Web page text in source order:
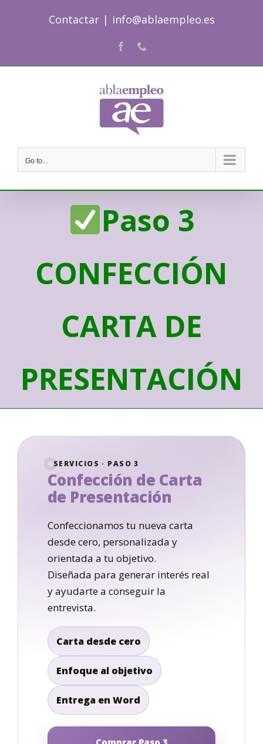
Contactar | info@ablaempleo.es
Facebook
Go to...
Paso 3
CONFECCIÓN
CARTA DE
PRESENTACIÓN
SERVICIOS · PASO 3
Confección de Carta
de Presentación
Confeccionamos tu nueva carta
desde cero, personalizada y
orientada a tu objetivo.
Diseñada para generar interés real
y ayudarte a conseguir la
entrevista.
Carta desde cero
Enfoque al objetivo
Entrega en Word